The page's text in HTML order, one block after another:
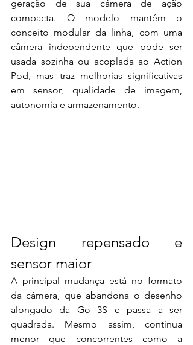
geração de sua câmera de ação
compacta. O modelo mantém o
conceito modular da linha, com uma
câmera independente que pode ser
usada sozinha ou acoplada ao Action
Pod, mas traz melhorias significativas
em sensor, qualidade de imagem,
autonomia e armazenamento.
Design repensado e
sensor maior
A principal mudança está no formato
da câmera, que abandona o desenho
alongado da Go 3S e passa a ser
quadrada. Mesmo assim, continua
menor que concorrentes como a